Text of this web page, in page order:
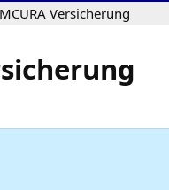
Versicherung